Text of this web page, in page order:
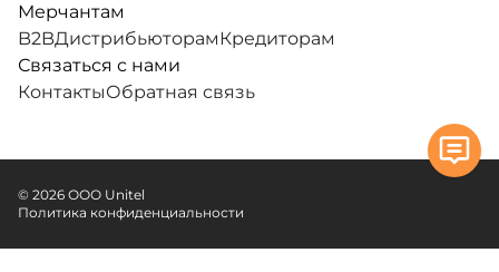
Мерчантам
B2BДистрибьюторамКредиторам
Связаться с нами
КонтактыОбратная связь
© 2026 ООО Unitel
Политика конфиденциальности